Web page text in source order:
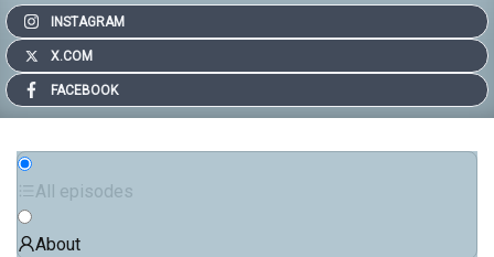
INSTAGRAM
X.COM
FACEBOOK
All episodes
About